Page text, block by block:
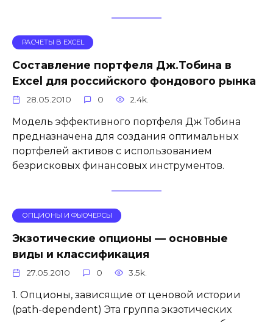
РАСЧЕТЫ В EXCEL
Составление портфеля Дж.Тобина в
Excel для российского фондового рынка
28.05.2010 0 2.4k.
Модель эффективного портфеля Дж Тобина
предназначена для создания оптимальных
портфелей активов c использованием
безрисковых финансовых инструментов.
ОПЦИОНЫ И ФЬЮЧЕРСЫ
Экзотические опционы — основные
виды и классификация
27.05.2010 0 3.5k.
1. Опционы, зависящие от ценовой истории
(path-dependent) Эта группа экзотических